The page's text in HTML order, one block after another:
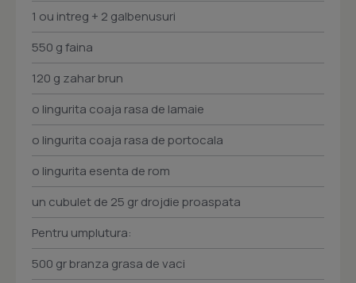
1 ou intreg + 2 galbenusuri
550 g faina
120 g zahar brun
o lingurita coaja rasa de lamaie
o lingurita coaja rasa de portocala
o lingurita esenta de rom
un cubulet de 25 gr drojdie proaspata
Pentru umplutura:
500 gr branza grasa de vaci